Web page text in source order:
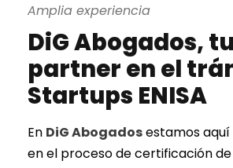
Amplia experiencia
DiG Abogados, tu
partner en el
Startups ENISA
En DiG Abogadosestamos
en el proceso de certificación